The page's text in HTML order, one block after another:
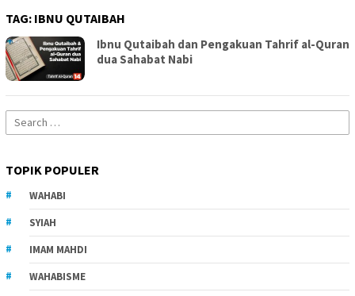
TAG: IBNU QUTAIBAH
Ibnu Qutaibah dan Pengakuan Tahrif al-Quran
dua Sahabat Nabi
Search
for:
TOPIK POPULER
WAHABI
SYIAH
IMAM MAHDI
WAHABISME